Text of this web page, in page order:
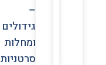
–
גידולים
ומחלות
סרטניות